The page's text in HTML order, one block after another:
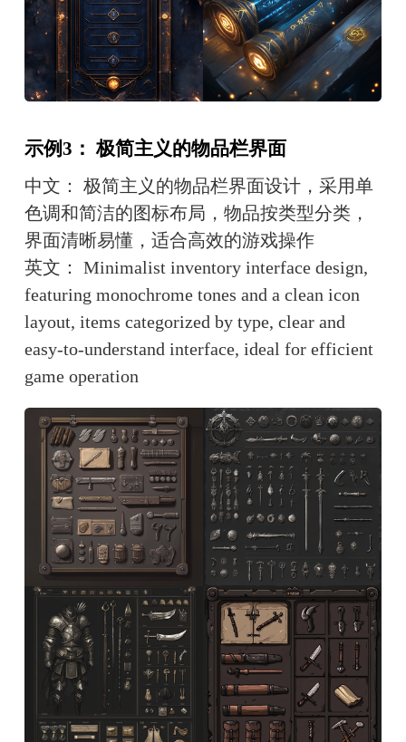
示例3： 极简主义的物品栏界面
中文： 极简主义的物品栏界面设计，采用单
色调和简洁的图标布局，物品按类型分类，
界面清晰易懂，适合高效的游戏操作
英文： Minimalist inventory interface design,
featuring monochrome tones and a clean icon
layout, items categorized by type, clear and
easy-to-understand interface, ideal for efficient
game operation